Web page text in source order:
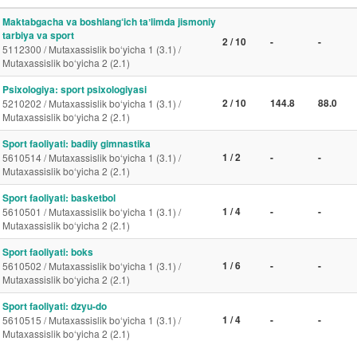
Maktabgacha va boshlang‘ich taʼlimda jismoniy
tarbiya va sport
5112300 / Mutaxassislik bo‘yicha 1 (3.1) /
Mutaxassislik bo‘yicha 2 (2.1)
2 / 10 - -
Psixologiya: sport psixologiyasi
5210202 / Mutaxassislik bo‘yicha 1 (3.1) /
Mutaxassislik bo‘yicha 2 (2.1)
2 / 10 144.8 88.0
Sport faoliyati: badiiy gimnastika
5610514 / Mutaxassislik bo‘yicha 1 (3.1) /
Mutaxassislik bo‘yicha 2 (2.1)
1 / 2 - -
Sport faoliyati: basketbol
5610501 / Mutaxassislik bo‘yicha 1 (3.1) /
Mutaxassislik bo‘yicha 2 (2.1)
1 / 4 - -
Sport faoliyati: boks
5610502 / Mutaxassislik bo‘yicha 1 (3.1) /
Mutaxassislik bo‘yicha 2 (2.1)
1 / 6 - -
Sport faoliyati: dzyu-do
5610515 / Mutaxassislik bo‘yicha 1 (3.1) /
Mutaxassislik bo‘yicha 2 (2.1)
1 / 4 - -